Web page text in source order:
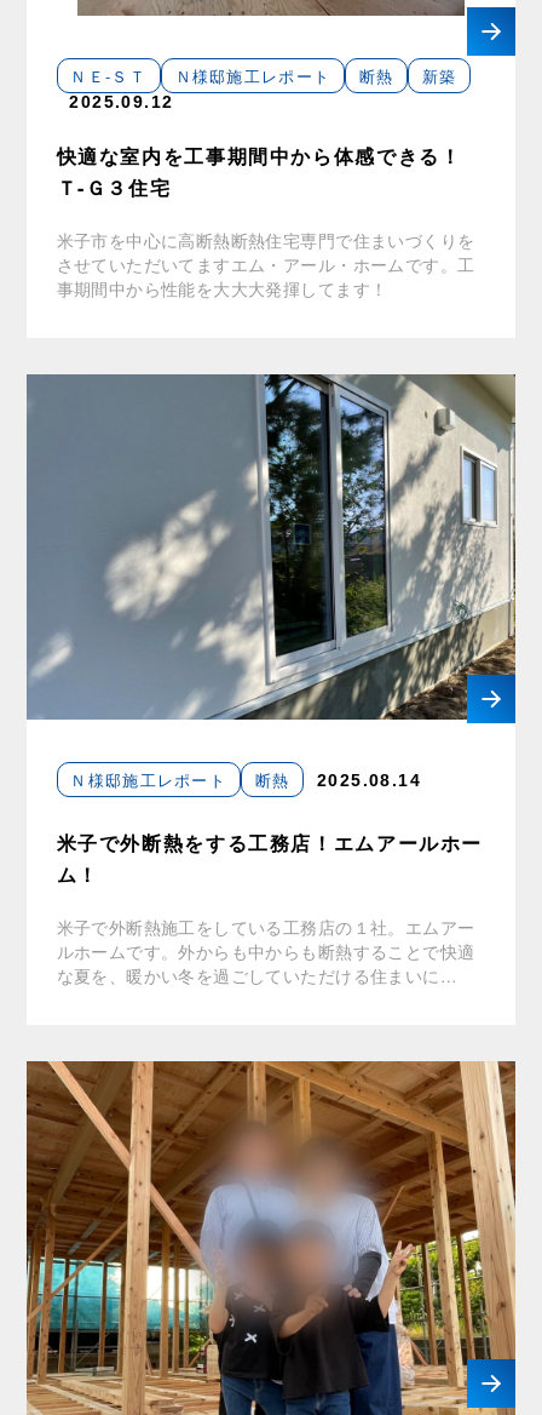
ＮＥ-ＳＴ Ｎ様邸施工レポート 断熱 新築
2025.09.12
快適な室内を工事期間中から体感できる！
Ｔ-Ｇ３住宅
米子市を中心に高断熱断熱住宅専門で住まいづくりを
させていただいてますエム・アール・ホームです。工
事期間中から性能を大大大発揮してます！
Ｎ様邸施工レポート 断熱 2025.08.14
米子で外断熱をする工務店！エムアールホー
ム！
米子で外断熱施工をしている工務店の１社。エムアー
ルホームです。外からも中からも断熱することで快適
な夏を、暖かい冬を過ごしていただける住まいに…